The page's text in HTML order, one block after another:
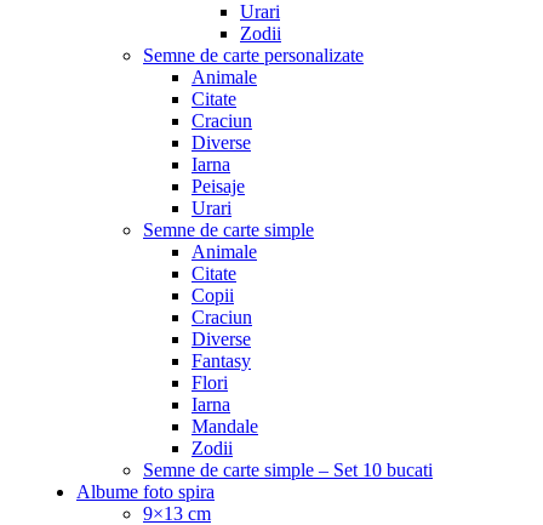
Urari
Zodii
Semne de carte personalizate
Animale
Citate
Craciun
Diverse
Iarna
Peisaje
Urari
Semne de carte simple
Animale
Citate
Copii
Craciun
Diverse
Fantasy
Flori
Iarna
Mandale
Zodii
Semne de carte simple – Set 10 bucati
Albume foto spira
9×13 cm